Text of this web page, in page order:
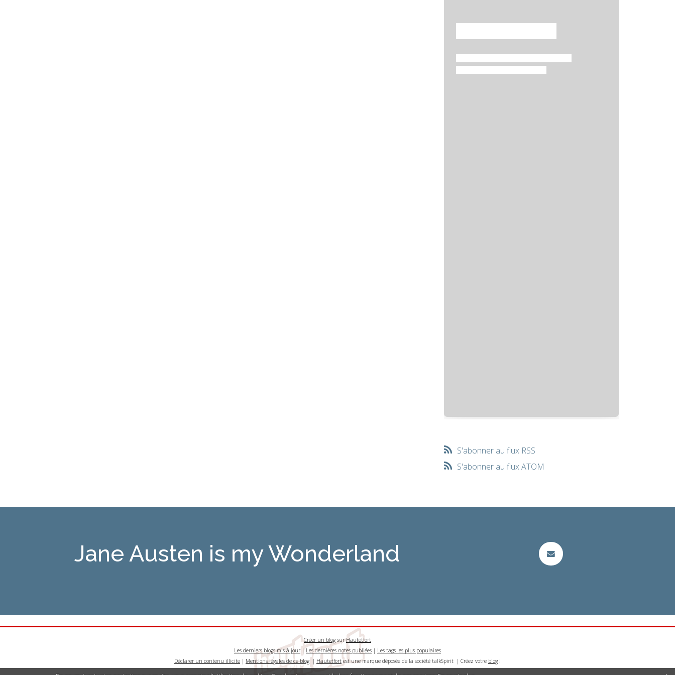
S'abonner au flux RSS
S'abonner au flux ATOM
Jane Austen is my Wonderland
Créer un blog surHautetfort
Les derniers blogs mis à jour|Les dernières notes publiées | Les tags les plus populaires
Déclarer un contenu illicite | Mentions légales de ce blog | Hautetfortest une marque déposée de la société talkSpirit | Créez votre blog !